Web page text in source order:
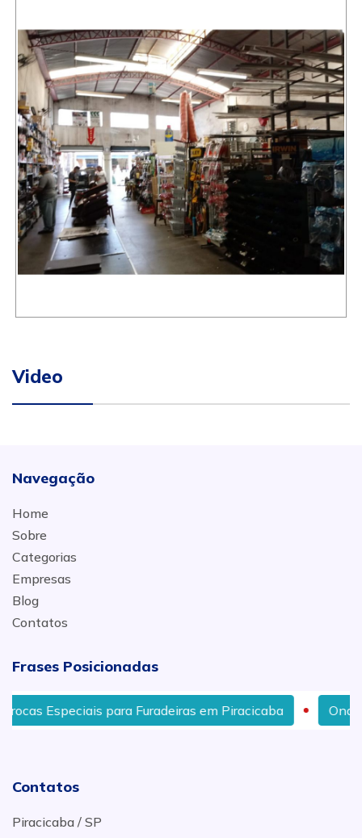
Video
Navegação
Home
Sobre
Categorias
Empresas
Blog
Contatos
Frases Posicionadas
Especiais para Furadeiras em Piracicaba Onde
Contatos
Piracicaba / SP